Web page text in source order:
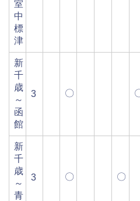
室
中
標
津
新
千
歳
～
函
館
3 〇
新
千
歳
～
青
3 〇 〇